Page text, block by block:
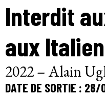
Interdit
aux
2022 – Alain
DATE DE SORTIE :